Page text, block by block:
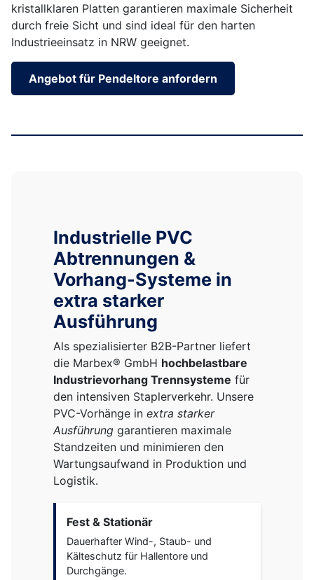
kristallklaren Platten garantieren maximale Sicherheit
durch freie Sicht und sind ideal für den harten
Industrieeinsatz in NRW geeignet.
Angebot für Pendeltore anfordern
Industrielle PVC
Abtrennungen &
Vorhang-Systeme in
extra starker
Ausführung
Als spezialisierter B2B-Partner liefert
die Marbex® GmbH hochbelastbare
Industrievorhang Trennsysteme für
den intensiven Staplerverkehr. Unsere
PVC-Vorhänge in extra starker
Ausführung garantieren maximale
Standzeiten und minimieren den
Wartungsaufwand in Produktion und
Logistik.
Fest & Stationär
Dauerhafter Wind-, Staub- und
Kälteschutz für Hallentore und
Durchgänge.